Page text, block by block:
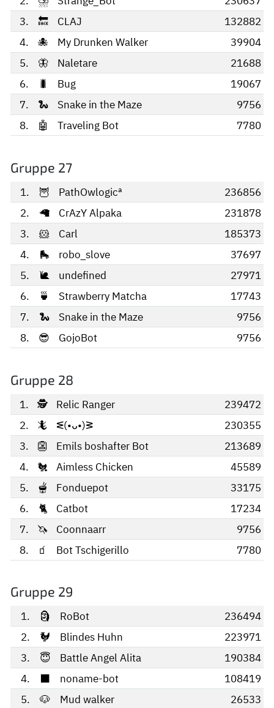
3.
🔙 CLAJ
132882
4.
🐙 My Drunken Walker
39904
5.
🦋 Naletare
21688
6.
🐛 Bug
19067
7.
🐍 Snake in the Maze
9756
8.
🤖 Traveling Bot 7780
Gruppe 27
1. 🦉 PathOwlogicª
236856
2.
🦙 CrAzY Alpaka
231878
3.
🐹 Carl
185373
4.
🛼 robo_slove
37697
5.
🐌 undefined
27971
6.
🍵 Strawberry Matcha
17743
7.
🐍 Snake in the Maze
9756
8.
😎 GojoBot 9756
Gruppe 28
1. 🕵️ Relic Ranger
239472
2.
🦎 ᓬ(•ᴗ•)ᕒ
230355
3.
👺 Emils boshafter Bot
213689
4.
🐔 Aimless Chicken
45589
5.
🫕 Fonduepot
33175
6.
🐈‍ Catbot
17234
7.
🦄 Coonnaarr
9756
8.
🧃 Bot Tschigerillo 7780
Gruppe 29
1. 🗿 RoBot
236494
2.
🐓 Blindes Huhn
223971
3.
😇 Battle Angel Alita
190384
4.
⬛ noname-bot
108419
5.
🐶 Mud walker 26533